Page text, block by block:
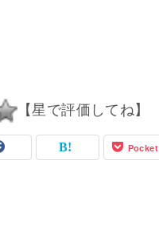
【星で評価してね】
Pocket